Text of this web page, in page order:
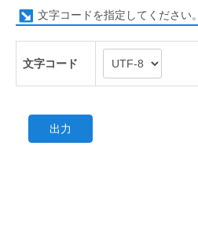
文字コードを指定してください。
文字コード